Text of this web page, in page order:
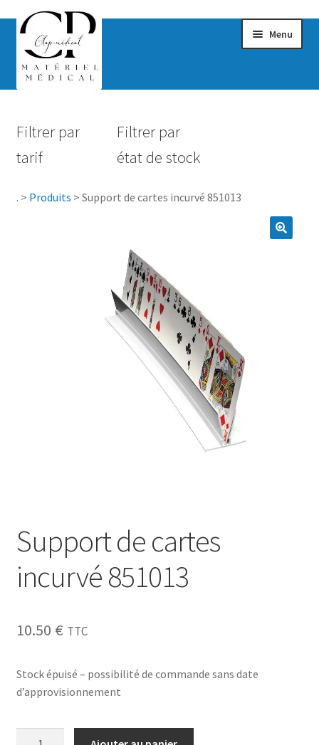
Menu
Hygiène
Accessoires Salle de bain
Vêtements & Chaussures
Filtrer par
tarif
Filtrer par
état de stock
. > Produits > Support de cartes incurvé 851013
Support de cartes
incurvé 851013
10.50 € TTC
Stock épuisé – possibilité de commande sans date
d’approvisionnement